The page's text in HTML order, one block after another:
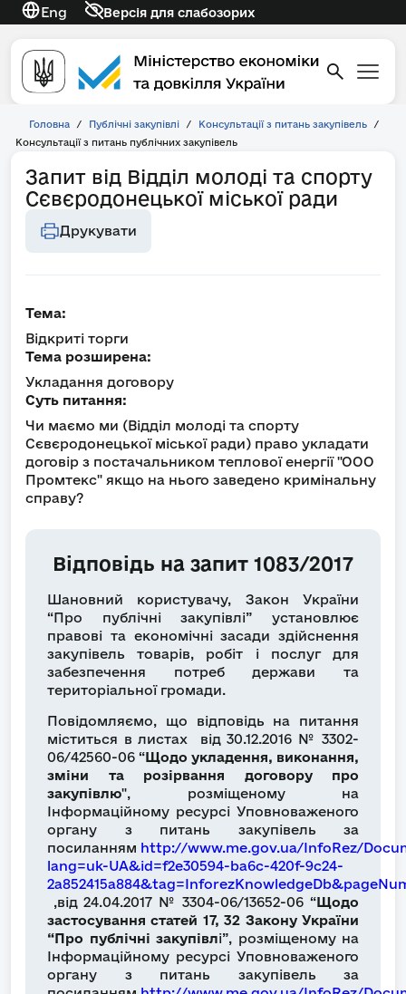
Eng Версія для слабозорих
Головна / Публічні закупівлі / Консультації з питань закупівель
/
Консультації з питань публічних закупівель
Запит від Відділ молоді та спорту
Сєвєродонецької міської ради
Друкувати
Тема:
Відкриті торги
Тема розширена:
Укладання договору
Суть питання:
Чи маємо ми (Відділ молоді та спорту
Сєвєродонецької міської ради) право укладати
договір з постачальником теплової енергії "ООО
Промтекс" якщо на нього заведено кримінальну
справу?
Відповідь на запит 1083/2017
Шановний користувачу, Закон України
“Про публічні закупівлі” установлює
правові та економічні засади здійснення
закупівель товарів, робіт і послуг для
забезпечення потреб держави та
територіальної громади.
Повідомляємо, що відповідь на питання
міститься в листах від 30.12.2016 № 3302-
06/42560-06 “Щодо укладення, виконання,
зміни та розірвання договору про
закупівлю", розміщеному на
Інформаційному ресурсі Уповноваженого
органу з питань закупівель за
посиланням http://www.me.gov.ua/InfoRez/
lang=uk-UA&id=f2e30594-ba6c-420f-9c24-
,від 24.04.2017 № 3304-06/13652-06 “Щодо
застосування статей 17, 32 Закону України
“Про публічні закупівлі”, розміщеному на
Інформаційному ресурсі Уповноваженого
органу з питань закупівель за